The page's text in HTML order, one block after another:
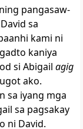
pangasaw-
sa
kami ni
kaniya
si Abigail agig
ako.
sa iyang mga
sa pagsakay
ni David.